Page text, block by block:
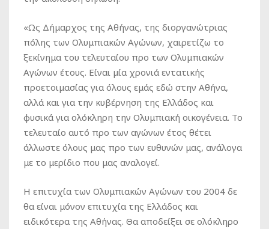
«Ως Δήμαρχος της Αθήνας, της διοργανώτριας
πόλης των Ολυμπιακών Αγώνων, χαιρετίζω το
ξεκίνημα του τελευταίου προ των Ολυμπιακών
Αγώνων έτους. Είναι μία χρονιά εντατικής
προετοιμασίας για όλους εμάς εδώ στην Αθήνα,
αλλά και για την κυβέρνηση της Ελλάδος και
φυσικά για ολόκληρη την Ολυμπιακή οικογένεια. Το
τελευταίο αυτό προ των αγώνων έτος θέτει
άλλωστε όλους μας προ των ευθυνών μας, ανάλογα
με το μερίδιο που μας αναλογεί.
Η επιτυχία των Ολυμπιακών Αγώνων του 2004 δε
θα είναι μόνον επιτυχία της Ελλάδος και
ειδικότερα της Αθήνας. Θα αποδείξει σε ολόκληρο